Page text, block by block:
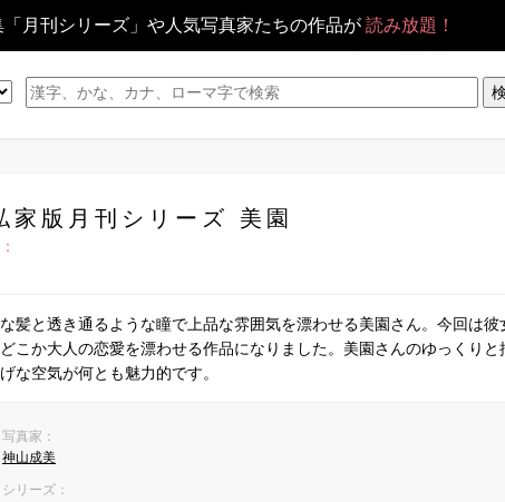
月刊シリーズ」や人気写真家たちの作品が読み放題！
家版月刊シリーズ 美園
髪と透き通るような瞳で上品な雰囲気を漂わせる美園さん。今回は
こか大人の恋愛を漂わせる作品になりました。美園さんのゆっくり
な空気が何とも魅力的です。
写真家：
神山成美
シリーズ：